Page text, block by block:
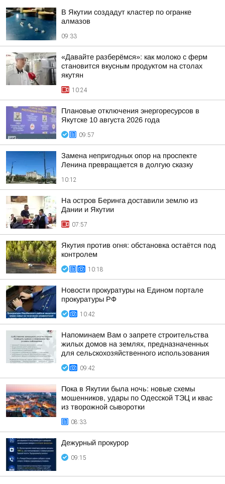
В Якутии создадут кластер по огранке
алмазов
09:33
«Давайте разберёмся»: как молоко с ферм
становится вкусным продуктом на столах
якутян
10:24
Плановые отключения энергоресурсов в
Якутске 10 августа 2026 года
09:57
Замена непригодных опор на проспекте
Ленина превращается в долгую сказку
10:12
На остров Беринга доставили землю из
Дании и Якутии
07:57
Якутия против огня: обстановка остаётся под
контролем
10:18
Новости прокуратуры на Едином портале
прокуратуры РФ
10:42
Напоминаем Вам о запрете строительства
жилых домов на землях, предназначенных
для сельскохозяйственного использования
09:42
Пока в Якутии была ночь: новые схемы
мошенников, удары по Одесской ТЭЦ и квас
из творожной сыворотки
08:33
Дежурный прокурор
09:15